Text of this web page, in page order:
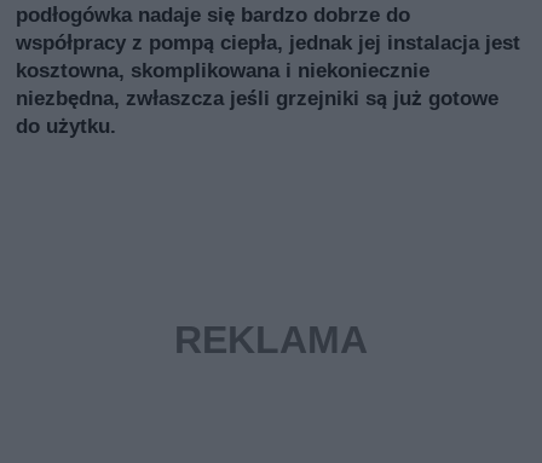
podłogówka nadaje się bardzo dobrze do
współpracy z pompą ciepła, jednak jej instalacja jest
kosztowna, skomplikowana i niekoniecznie
niezbędna, zwłaszcza jeśli grzejniki są już gotowe
do użytku.